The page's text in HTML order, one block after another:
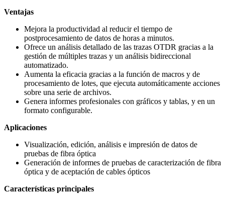
Ventajas
Mejora la productividad al reducir el tiempo de
postprocesamiento de datos de horas a minutos.
Ofrece un análisis detallado de las trazas OTDR gracias a la
gestión de múltiples trazas y un análisis bidireccional
automatizado.
Aumenta la eficacia gracias a la función de macros y de
procesamiento de lotes, que ejecuta automáticamente acciones
sobre una serie de archivos.
Genera informes profesionales con gráficos y tablas, y en un
formato configurable.
Aplicaciones
Visualización, edición, análisis e impresión de datos de
pruebas de fibra óptica
Generación de informes de pruebas de caracterización de fibra
óptica y de aceptación de cables ópticos
Características principales